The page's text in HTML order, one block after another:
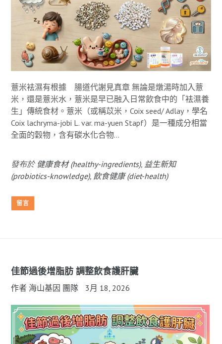
薏米袪濕有根據 腸道代謝見真章 無論是燉湯時加入薏
米，還是薏米水，薏米是早已融入日常飲食中的「袪濕養
生」傳統食材。薏米（或稱苡米，Coix seed/ Adlay，學名
Coix lachryma-jobi L. var. ma-yuen Stapf）是一種成分相當
全面的穀物，含有碳水化合物...
發布於 健康食材 (healthy-ingredients), 益生新知
(probiotics-knowledge), 飲食健康 (diet-health)
留言
佳節過後增脂肪 調整飲食護肝臟
作者 海山基因 團隊 3月 18, 2026